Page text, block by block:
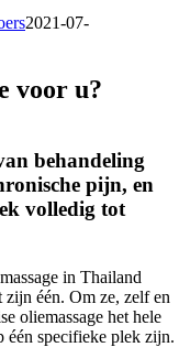
2021-07-
voor u?
behandeling
pijn, en
volledig tot
in Thailand
zijn één. Om ze, zelf en
oliemassage het hele
één specifieke plek zijn.